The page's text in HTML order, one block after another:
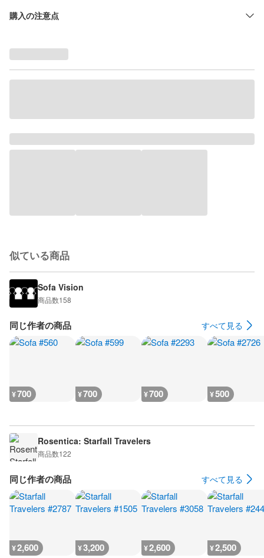
購入の注意点
似ている商品
Sofa Vision
商品数158
同じ作者の商品 すべて見る
¥700 ¥700 ¥700 ¥500
Rosentica: Starfall Travelers
商品数122
同じ作者の商品 すべて見る
¥2,600 ¥3,200 ¥2,600 ¥2,500